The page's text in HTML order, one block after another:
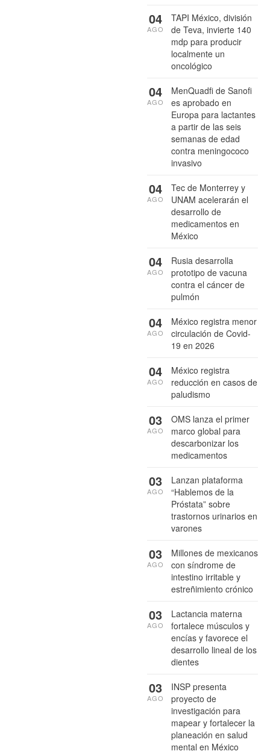
TAPI México, división
de Teva, invierte 140
mdp para producir
localmente un
oncológico
04
AGO
MenQuadfi de Sanofi
es aprobado en
Europa para lactantes
a partir de las seis
semanas de edad
contra meningococo
invasivo
04
AGO
Tec de Monterrey y
UNAM acelerarán el
desarrollo de
medicamentos en
México
04
AGO
Rusia desarrolla
prototipo de vacuna
contra el cáncer de
pulmón
04
AGO
México registra menor
circulación de Covid-
19 en 2026
04
AGO
México registra
reducción en casos de
paludismo
04
AGO
OMS lanza el primer
marco global para
descarbonizar los
medicamentos
03
AGO
Lanzan plataforma
“Hablemos de la
Próstata” sobre
trastornos urinarios en
varones
03
AGO
Millones de mexicanos
con síndrome de
intestino irritable y
estreñimiento crónico
03
AGO
Lactancia materna
fortalece músculos y
encías y favorece el
desarrollo lineal de los
dientes
03
AGO
INSP presenta
proyecto de
investigación para
mapear y fortalecer la
planeación en salud
mental en México
03
AGO